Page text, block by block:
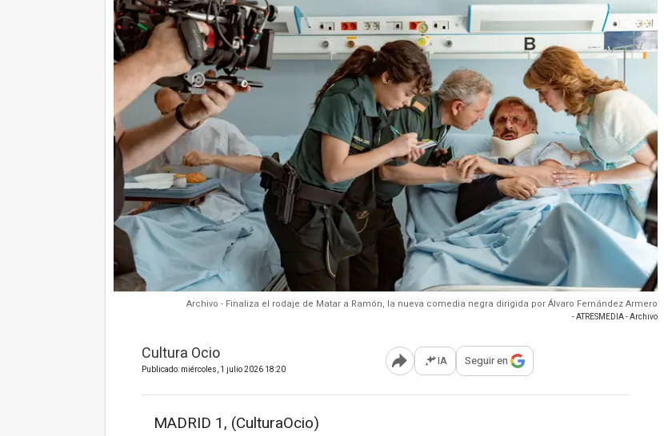
Archivo - Finaliza el rodaje de Matar a Ramón, la nueva comedia negra dirigida por Álvaro Fernández Armero
- ATRESMEDIA - Archivo
Cultura Ocio
Publicado: miércoles, 1 julio 2026 18:20 Abrir opciones para compartir
IA Seguir en
MADRID 1, (CulturaOcio)